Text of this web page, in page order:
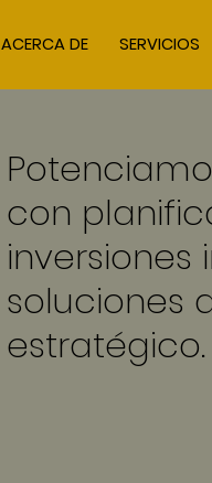
ACERCA DE SERVICIOS
con
inversiones
soluciones
estratégico.